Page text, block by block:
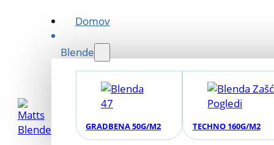
Domov
Blende
GRADBENA 50G/M2 TECHNO 160G/M2